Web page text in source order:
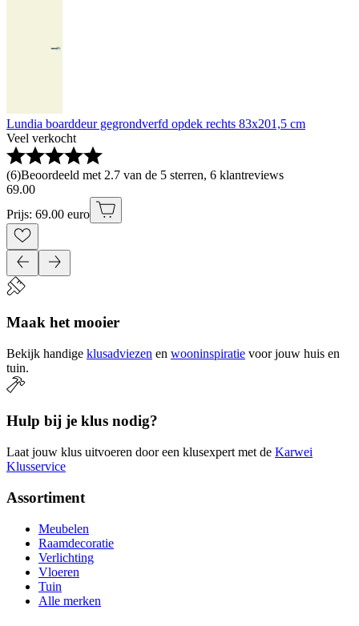
Lundia boarddeur gegrondverfd opdek rechts 83x201,5 cm
Veel verkocht
(6)Beoordeeld met 2.7 van de 5 sterren, 6 klantreviews
69.00
Prijs: 69.00 euro
Maak het mooier
Bekijk handige klusadviezen en wooninspiratie voor jouw huis en
tuin.
Hulp bij je klus nodig?
Laat jouw klus uitvoeren door een klusexpert met de Karwei
Klusservice
Assortiment
Meubelen
Raamdecoratie
Verlichting
Vloeren
Tuin
Alle merken